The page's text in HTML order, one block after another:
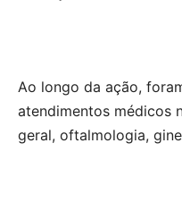
Ao longo da ação,
atendimentos médicos
geral, oftalmologia,